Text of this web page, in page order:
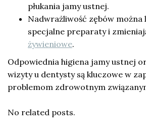
płukania jamy ustnej.
Nadwrażliwość zębów można
specjalne preparaty i
żywieniowe.
Odpowiednia higiena jamy ustnej
wizyty u dentysty są kluczowe w
problemom zdrowotnym
No related posts.